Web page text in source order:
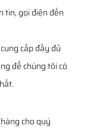
tin, gọi điện đến
cấp đầy đủ
để chúng tôi có
cho quý